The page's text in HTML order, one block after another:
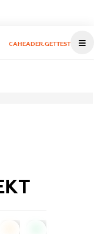
CAHEADER.GETTEST